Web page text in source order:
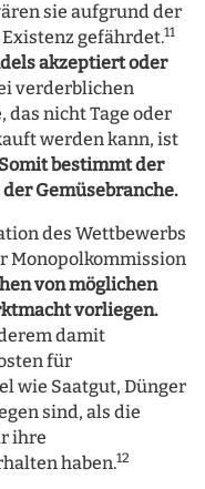
sie aufgrund der
gefährdet.11
akzeptiert oder
verderblichen
nicht Tage oder
werden kann, ist
Somit bestimmt der
Gemüsebranche.
des Wettbewerbs
Monopolkommission
von möglichen
vorliegen.
damit
für
wie Saatgut, Dünger
sind, als die
ihre
haben.12